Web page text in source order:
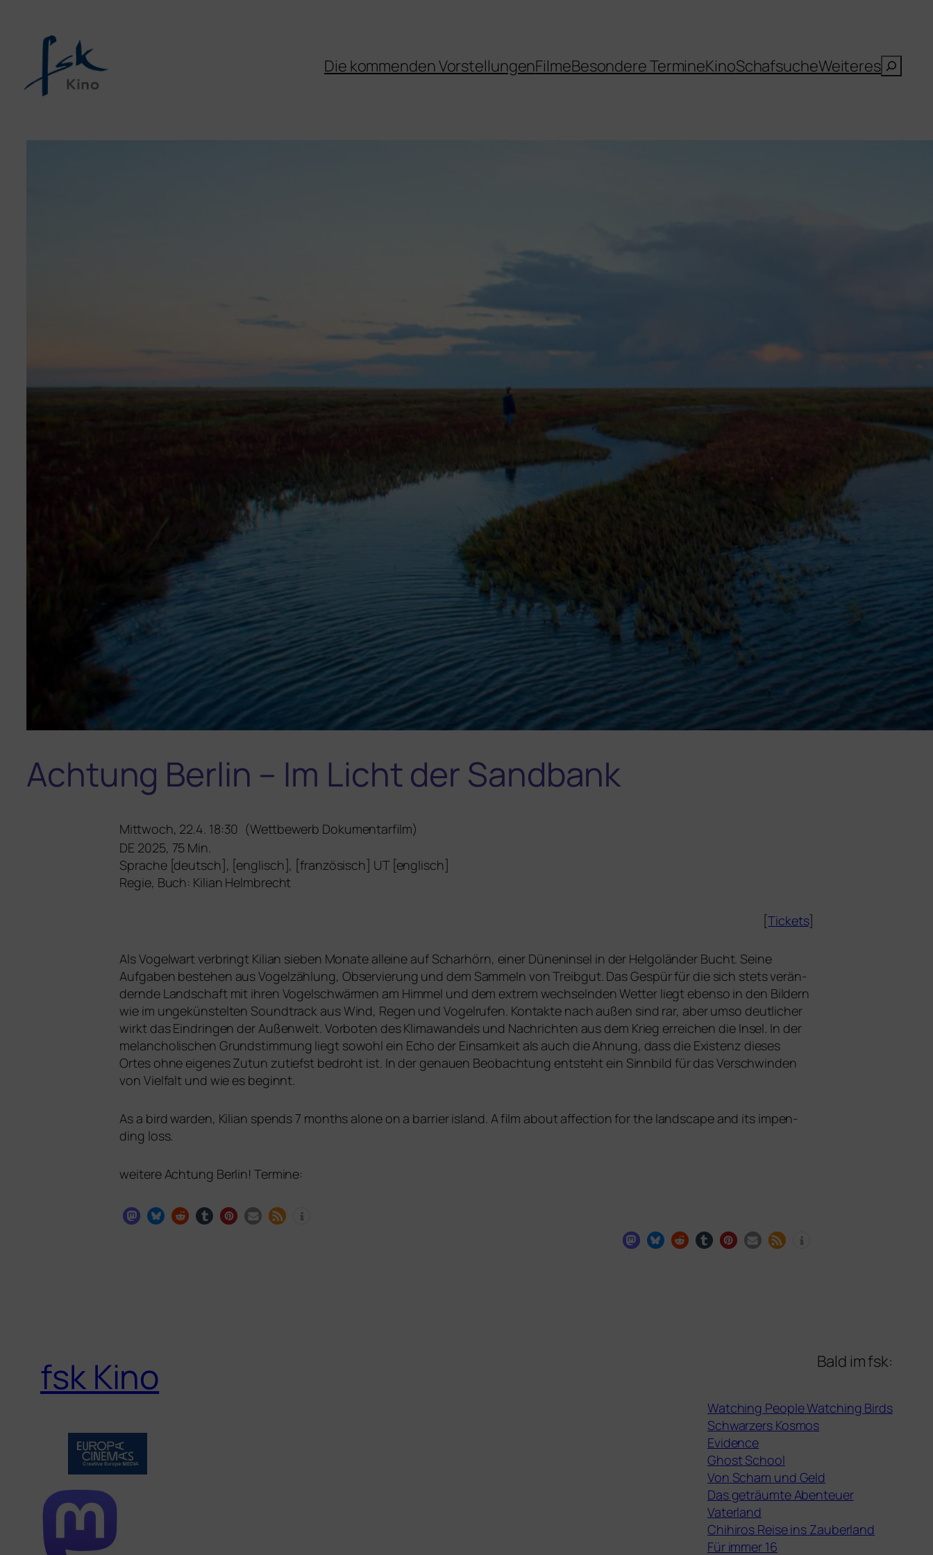
Die kommenden VorstellungenFilmeBesondere TermineKinoSchafsucheWeiteresSuchen
Achtung Berlin – Im Licht der Sandbank
Mittwoch, 22.4. 18:30 (Wettbewerb Dokumentarfilm)
DE 2025, 75 Min.
Sprache [deutsch], [eng­lisch], [fran­zö­sisch] UT[eng­lisch]
Regie, Buch: Kilian Helmbrecht
[Tickets]
Als Vogelwart ver­bringt Kilian sie­ben Monate allei­ne auf Scharhörn, einer Düneninsel in der Helgoländer Bucht. Seine
Aufgaben bestehen aus Vogelzählung, Observierung und dem Sammeln von Treibgut. Das Gespür für die sich stets ver­än­
dern­de Landschaft mit ihren Vogelschwärmen am Himmel und dem extrem wech­seln­den Wetter liegt eben­so in den Bildern
wie im unge­küns­tel­ten Soundtrack aus Wind, Regen und Vogelrufen. Kontakte nach außen sind rar, aber umso deut­li­cher
wirkt das Eindringen der Außenwelt. Vorboten des Klimawandels und Nachrichten aus dem Krieg errei­chen die Insel. In der
melan­cho­li­schen Grundstimmung liegt sowohl ein Echo der Einsamkeit als auch die Ahnung, dass die Existenz die­ses
Ortes ohne eige­nes Zutun zutiefst bedroht ist. In der genau­en Beobachtung ent­steht ein Sinnbild für das Verschwinden
von Vielfalt und wie es beginnt.
As a bird war­den, Kilian spends 7 months alo­ne on a bar­ri­er island. A film about affec­tion for the land­scape and its impen­
ding loss.
wei­te­re Achtung Berlin! Termine:
fsk Kino Bald im fsk:
Watching People Watching Birds
Schwarzers Kosmos
Evidence
Ghost School
Von Scham und Geld
Das geträumte Abenteuer
Vaterland
Chihiros Reise ins Zauberland
Für immer 16